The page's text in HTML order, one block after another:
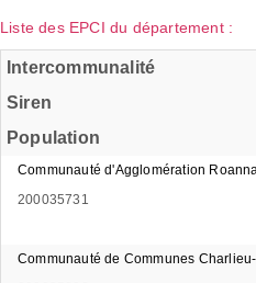
Liste des EPCI du département :
Intercommunalité
Siren
Population
Communauté d'Agglomération
200035731
Communauté de Communes